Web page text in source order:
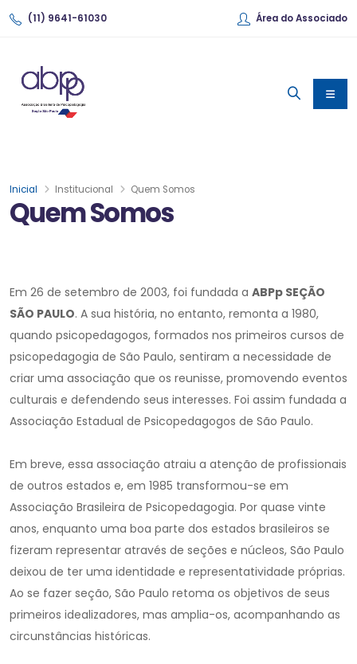
(11) 9641-61030 Área do Associado
Quem Somos
Inicial Institucional Quem Somos
Em 26 de setembro de 2003, foi fundada a ABPp SEÇÃO
SÃO PAULO. A sua história, no entanto, remonta a 1980,
quando psicopedagogos, formados nos primeiros cursos de
psicopedagogia de São Paulo, sentiram a necessidade de
criar uma associação que os reunisse, promovendo eventos
culturais e defendendo seus interesses. Foi assim fundada a
Associação Estadual de Psicopedagogos de São Paulo.
Em breve, essa associação atraiu a atenção de profissionais
de outros estados e, em 1985 transformou-se em
Associação Brasileira de Psicopedagogia. Por quase vinte
anos, enquanto uma boa parte dos estados brasileiros se
fizeram representar através de seções e núcleos, São Paulo
deixou de ter uma identidade e representatividade próprias.
Ao se fazer seção, São Paulo retoma os objetivos de seus
primeiros idealizadores, mas amplia-os, acompanhando as
circunstâncias históricas.